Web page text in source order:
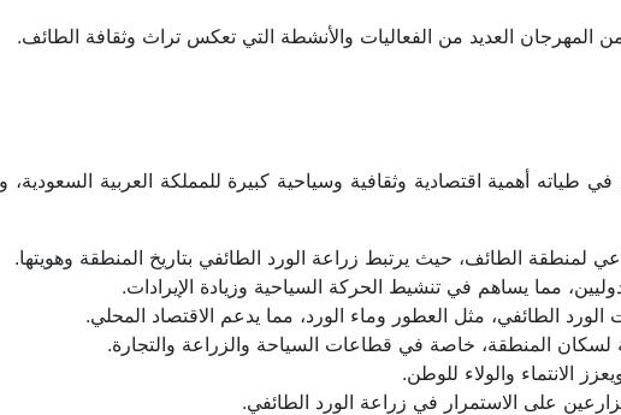
المهرجان العديد من الفعاليات والأنشطة التي تعكس تراث وثقافة الطائف.
لمنطقة الطائف، حيث يرتبط زراعة الورد الطائفي بتاريخ المنطقة وهويتها.
مما يساهم في تنشيط الحركة السياحية وزيادة الإيرادات.
الطائفي، مثل العطور وماء الورد، مما يدعم الاقتصاد المحلي.
المنطقة، خاصة في قطاعات السياحة والزراعة والتجارة.
الانتماء والولاء للوطن.
على الاستمرار في زراعة الورد الطائفي.